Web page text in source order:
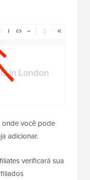
onde você pode
adicionar.
verificará sua